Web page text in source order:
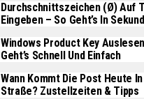
Durchschnittszeichen (Ø) Auf
Eingeben – So Geht’s In
Windows Product Key
Geht’s Schnell Und Einfach
Wann Kommt Die Post Heute
Straße? Zustellzeiten & Tipps